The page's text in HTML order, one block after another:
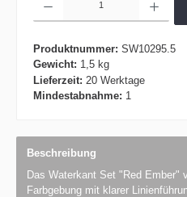
Produktnummer: SW10295.5
Gewicht: 1,5 kg
Lieferzeit: 20 Werktage
Mindestabnahme: 1
Beschreibung
Das Waterkant Set "Red Ember"
Farbgebung mit klarer